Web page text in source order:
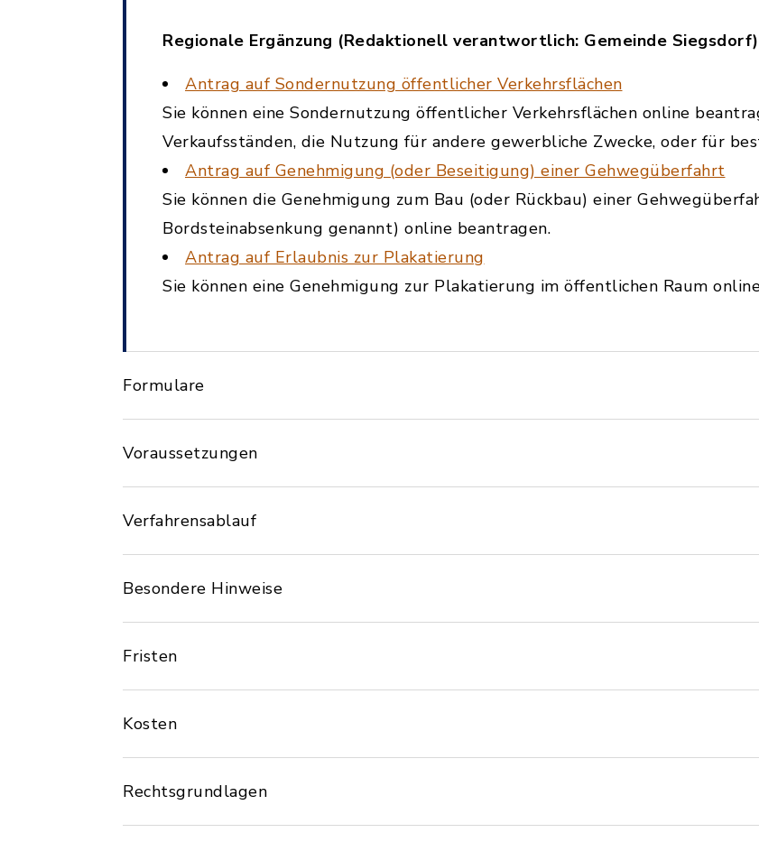
Regionale Ergänzung (Redaktionell verantwortlich: Gemeinde Siegsdorf)
Antrag auf Sondernutzung öffentlicher Verkehrsflächen
Sie können eine Sondernutzung öffentlicher Verkehrsflächen online
Verkaufsständen, die Nutzung für andere gewerbliche Zwecke, oder für
Antrag auf Genehmigung (oder Beseitigung) einer Gehwegüberfahrt
Sie können die Genehmigung zum Bau (oder Rückbau) einer
Bordsteinabsenkung genannt) online beantragen.
Antrag auf Erlaubnis zur Plakatierung
Sie können eine Genehmigung zur Plakatierung im öffentlichen Raum
Formulare
Voraussetzungen
Verfahrensablauf
Besondere Hinweise
Fristen
Kosten
Rechtsgrundlagen